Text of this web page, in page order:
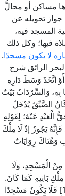
مساكن أو محالُّ
تحويله عن
المسجد فيه،
فيها؛ وكل ذلك
لا يكون مسجدًا.
الرائق شرح
اتَّخَذَ وَسَطَ دَارِهِ
بِهِ، وَالسِّرْدَابُ بَيْتٌ
الضَّيِّقُ يُدْخَلُ
عَنْهُ؛ لِقَوْلِهِ
فَإِنَّهُ يَجُوزُ إذْ لَا مِلْكَ
وَهُنَاكَ رِوَايَاتٌ
الْمَسْجِدِ، وَلَا
بَانِيهِ كَمَا كَانَ.
﴾ [الجن: 18] فَلَا يَكُونُ مَسْجِدًا